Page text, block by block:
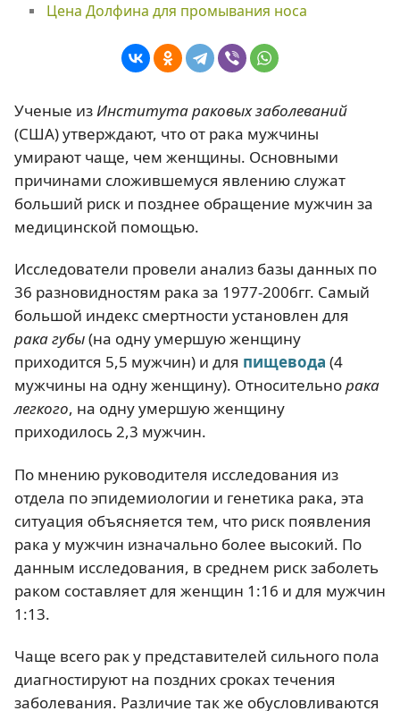
Цена Долфина для промывания носа
Ученые изИнститута раковых заболеваний
(США) утверждают, что от рака мужчины
умирают чаще, чем женщины. Основными
причинами сложившемуся явлению служат
больший риск и позднее обращение мужчин за
медицинской помощью.
Исследователи провели анализ базы данных по
36 разновидностям рака за 1977-2006гг. Самый
большой индекс смертности установлен для
рака губы(на одну умершую женщину
приходится 5,5 мужчин) и для пищевода (4
мужчины на одну женщину). Относительнорака
легкого, на одну умершую женщину
приходилось 2,3 мужчин.
По мнению руководителя исследования из
отдела по эпидемиологии и генетика рака, эта
ситуация объясняется тем, что риск появления
рака у мужчин изначально более высокий. По
данным исследования, в среднем риск заболеть
раком составляет для женщин 1:16 и для мужчин
1:13.
Чаще всего рак у представителей сильного пола
диагностируют на поздних сроках течения
заболевания. Различие так же обусловливаются